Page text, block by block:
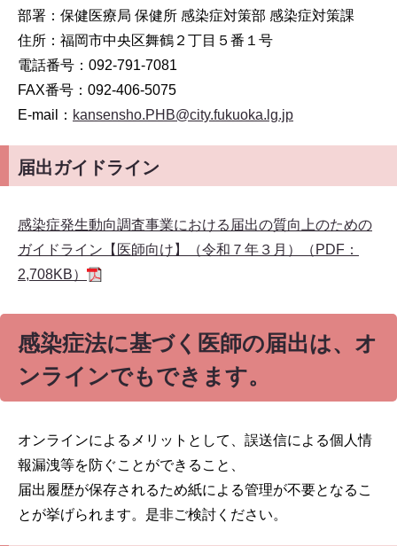
部署：保健医療局 保健所 感染症対策部 感染症対策課
住所：福岡市中央区舞鶴２丁目５番１号
電話番号：092-791-7081
FAX番号：092-406-5075
E-mail： kansensho.PHB@city.fukuoka.lg.jp
届出ガイドライン
感染症発生動向調査事業における届出の質向上のための
ガイドライン【医師向け】（令和７年３月）（PDF：
2,708KB）
感染症法に基づく医師の届出は、オ
ンラインでもできます。
オンラインによるメリットとして、誤送信による個人情
報漏洩等を防ぐことができること、
届出履歴が保存されるため紙による管理が不要となるこ
とが挙げられます。是非ご検討ください。